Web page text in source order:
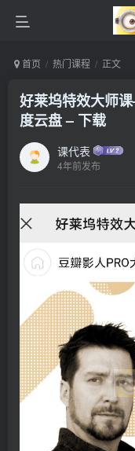
首页 热门课程 正文
好莱坞特效大师
度云盘 – 下载
课代表
4年前发布